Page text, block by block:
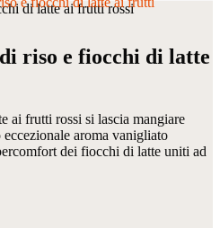
di latte ai frutti rossi
riso e fiocchi di latte
ai frutti rossi si lascia mangiare
aroma vanigliato
dei fiocchi di latte uniti ad